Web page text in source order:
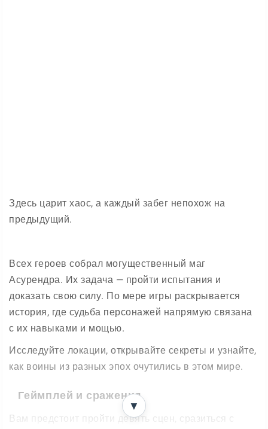
Здесь царит хаос, а каждый забег непохож на
предыдущий.
Всех героев собрал могущественный маг
Асурендра. Их задача — пройти испытания и
доказать свою силу. По мере игры раскрывается
история, где судьба персонажей напрямую связана
с их навыками и мощью.
Исследуйте локации, открывайте секреты и узнайте,
как воины из разных эпох очутились в этом мире.
Геймплей и сражения
Вам предстоит пройти девять сцен, сразиться с
▼